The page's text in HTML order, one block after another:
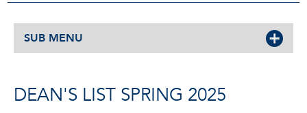
SUB MENU
DEAN'S LIST SPRING 2025